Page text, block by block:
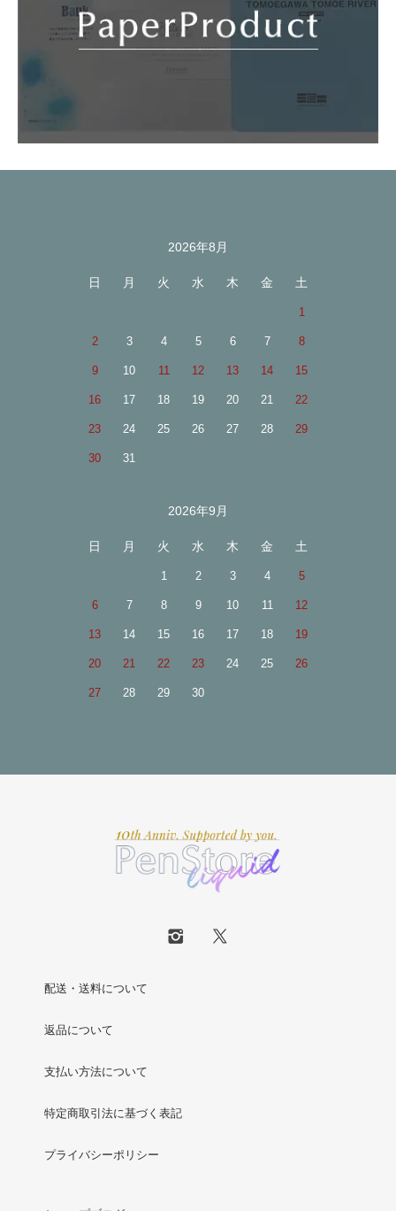
2026年8月
日 月 火 水 木 金 土
1
2 3 4 5 6 7 8
9 10 11 12 13 14 15
16 17 18 19 20 21 22
23 24 25 26 27 28 29
30 31
2026年9月
日 月 火 水 木 金 土
1 2 3 4 5
6 7 8 9 10 11 12
13 14 15 16 17 18 19
20 21 22 23 24 25 26
27 28 29 30
配送・送料について
返品について
支払い方法について
特定商取引法に基づく表記
プライバシーポリシー